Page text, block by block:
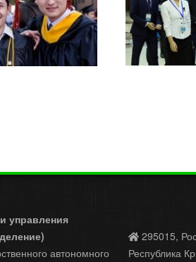
управления
автономного
295015,
Республика